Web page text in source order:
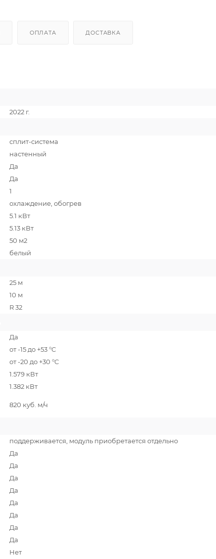
ОПЛАТА ДОСТАВКА
2022 г.
сплит-система
настенный
Да
Да
1
охлаждение, обогрев
5.1 кВт
5.13 кВт
50 м2
белый
25 м
10 м
R 32
Да
от -15 до +53 °C
от -20 до +30 °C
1.579 кВт
1.382 кВт
820 куб. м/ч
поддерживается, модуль приобретается отдельно
Да
Да
Да
Да
Да
Да
Да
Да
Нет